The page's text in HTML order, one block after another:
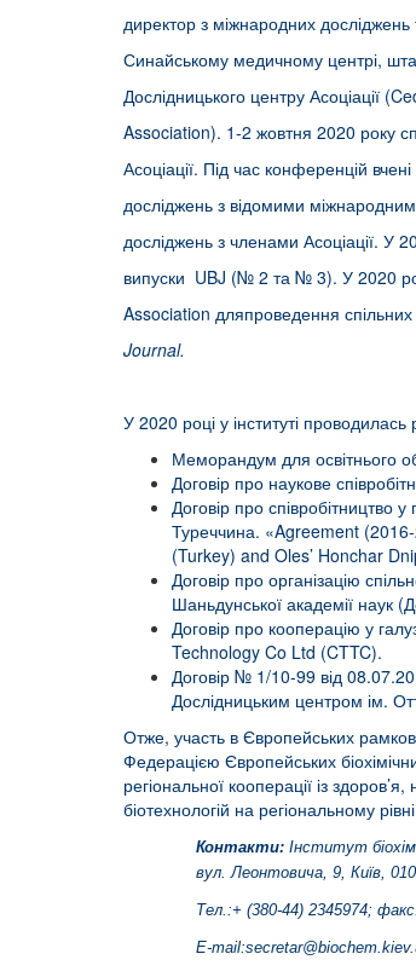
директор з міжнародних
Синайському медичному центрі,
Дослідницького центру Асоціації
Association). 1-2 жовтня 2020 року
Асоціації. Під час конференцій
досліджень з відомими
досліджень з членами Асоціації. У
випуски UBJ (№ 2 та № 3). У 2020
Association дляпроведення
Journal.
У 2020 році у інституті проводилась
Меморандум для освітнього
Договір про наукове
Договір про співробітництво
Туреччина. «Agreement
(Turkey) and Oles’ Honchar
Договір про організацію
Шаньдунської академії наук
Договір про кооперацію у
Technology Co Ltd (CTTC).
Договір № 1/10-99 від
Дослідницьким центром ім.
Отже, участь в Європейських
Федерацією Європейських
регіональної кооперації із
біотехнологій на регіональному
Контакти: Інститут
вул. Леонтовича, 9, Київ,
Тел.:+ (380-44) 2345974;
E-mail: